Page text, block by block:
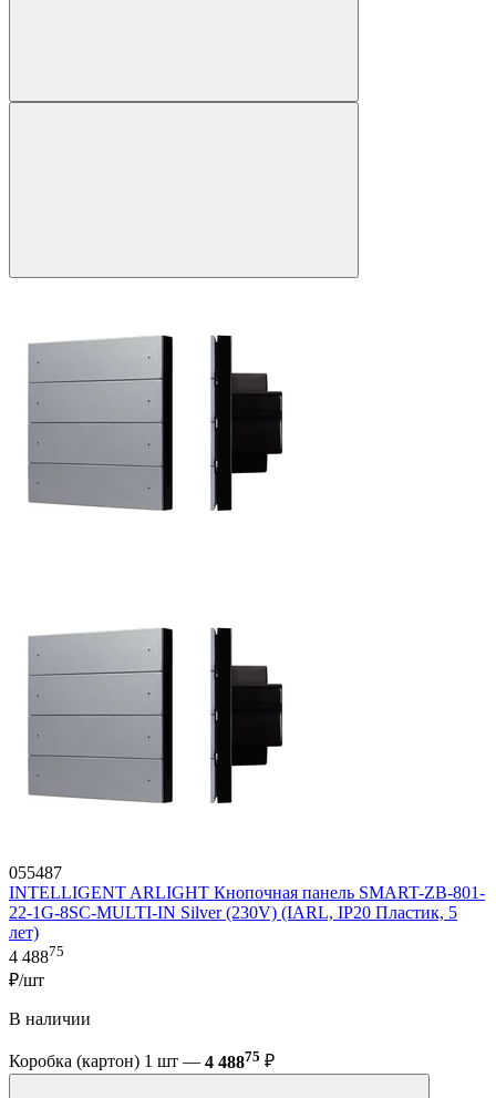
055487
INTELLIGENT ARLIGHT Кнопочная панель SMART-ZB-801-
22-1G-8SC-MULTI-IN Silver (230V) (IARL, IP20 Пластик, 5
лет)
4 48875
₽/шт
В наличии
Коробка (картон) 1 шт — 4 48875 ₽